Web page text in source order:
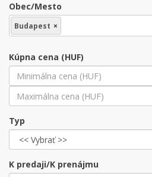
Obec/Mesto
Budapest ×
Kúpna cena (HUF)
Typ
K predaji/K prenájmu